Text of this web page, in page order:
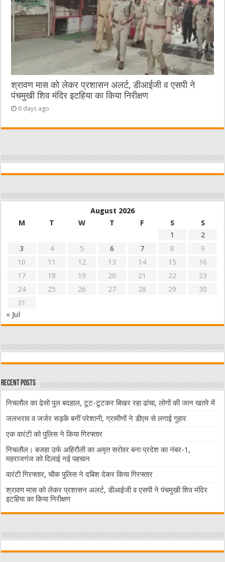
श्रावण मास को लेकर प्रशासन अलर्ट, डीआईजी व एसपी ने
पंचमुखी शिव मंदिर इटहिया का किया निरीक्षण
6 days ago
August 2026
M
T W T F S
S
1
2
3
4 5 6 7 8
9
10
11 12 13 14 15
16
17
18 19 20 21 22
23
24
25 26 27 28 29
30
31
« Jul
Recent Posts
निचलौल का ढेसो पुल बदहाल, टूट-टूटकर बिखर रहा ढांचा, लोगों की जान खतरे में
जलभराव व जर्जर सड़कें बनीं परेशानी, ग्रामीणों ने डीएम से लगाई गुहार
एक वारंटी को पुलिस ने किया गिरफ्तार
निचलौल। बजहा उर्फ अहिरौली का अमृत सरोवर बना प्रदेश का नंबर-1,
महराजगंज को दिलाई नई पहचान
वारंटी गिरफ्तार, चौक पुलिस ने दबिश देकर किया गिरफ्तार
श्रावण मास को लेकर प्रशासन अलर्ट, डीआईजी व एसपी ने पंचमुखी शिव मंदिर
इटहिया का किया निरीक्षण